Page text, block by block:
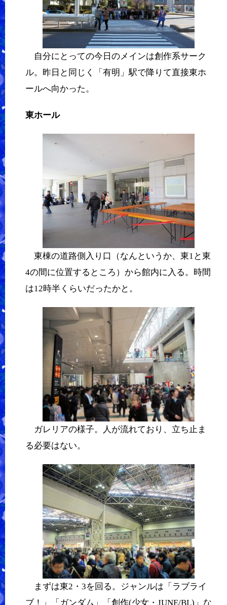
自分にとっての今日のメインは創作系サーク
ル。昨日と同じく「有明」駅で降りて直接東ホ
ールへ向かった。
東ホール
東棟の道路側入り口（なんというか、東1と東
4の間に位置するところ）から館内に入る。時間
は12時半くらいだったかと。
ガレリアの様子。人が流れており、立ち止ま
る必要はない。
まずは東2・3を回る。ジャンルは「ラブライ
ブ！」「ガンダム」「創作(少女・JUNE/BL)」な